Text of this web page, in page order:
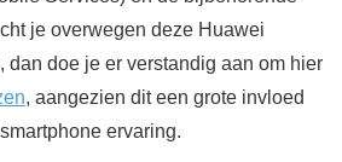
je overwegen deze Huawei
dan doe je er verstandig aan om hier
, aangezien dit een grote invloed
ervaring.